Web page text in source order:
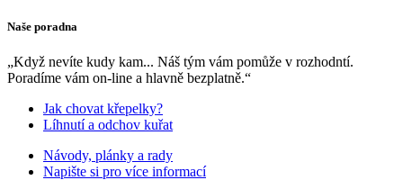
Naše poradna
„Když nevíte kudy kam... Náš tým vám pomůže v rozhodntí.
Poradíme vám on-line a hlavně bezplatně.“
Jak chovat křepelky?
Líhnutí a odchov kuřat
Návody, plánky a rady
Napište si pro více informací